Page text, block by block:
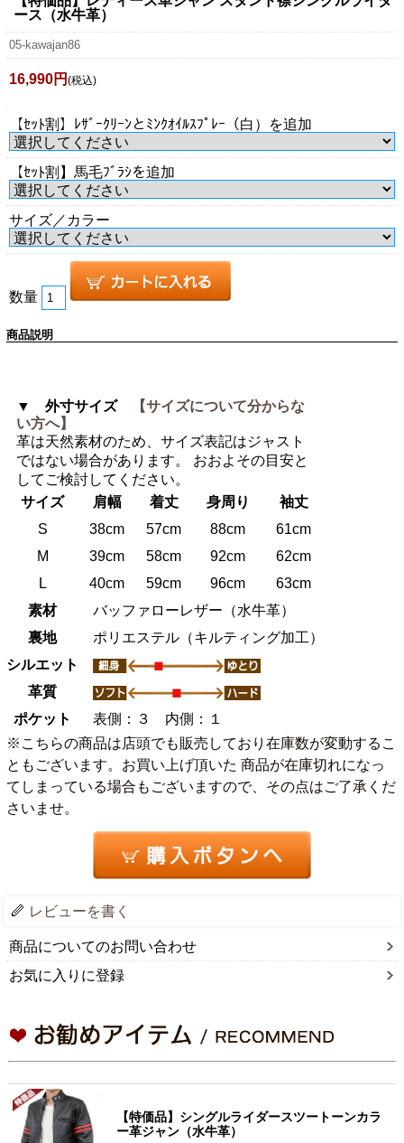
ース（水牛革）
05-kawajan86
16,990円 (税込)
【ｾｯﾄ割】ﾚｻﾞｰｸﾘｰﾝとﾐﾝｸｵｲﾙｽﾌﾟﾚｰ（白）を追加
【ｾｯﾄ割】馬毛ﾌﾞﾗｼを追加
サイズ／カラー
数量
商品説明
▼ 外寸サイズ
【サイズについて分からな
い方へ】
革は天然素材のため、サイズ表記はジャスト
ではない場合があります。 おおよその目安と
してご検討してください。
サイズ
肩幅 着丈 身周り
袖丈
S
38cm 57cm 88cm
61cm
M
39cm 58cm 92cm
62cm
L
40cm 59cm 96cm
63cm
素材
バッファローレザー（水牛革）
裏地
ポリエステル（キルティング加工）
シルエット
革質
ポケット
表側：３ 内側：１
※こちらの商品は店頭でも販売しており在庫数が変動するこ
ともございます。お買い上げ頂いた 商品が在庫切れになっ
てしまっている場合もございますので、その点はご了承くだ
さいませ。
レビューを書く
商品についてのお問い合わせ
お気に入りに登録
【特価品】シングルライダースツートーンカラ
ー革ジャン（水牛革）